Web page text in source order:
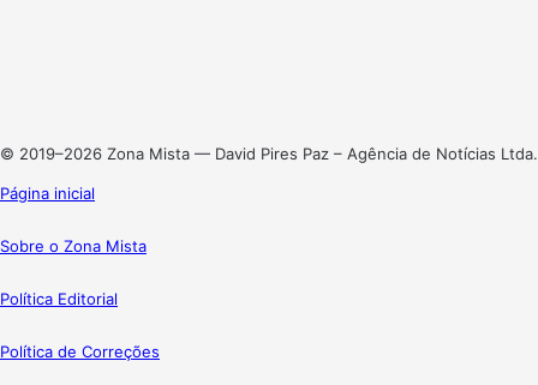
© 2019–2026 Zona Mista — David Pires Paz – Agência de Notícias Ltda.
Página inicial
Sobre o Zona Mista
Política Editorial
Política de Correções